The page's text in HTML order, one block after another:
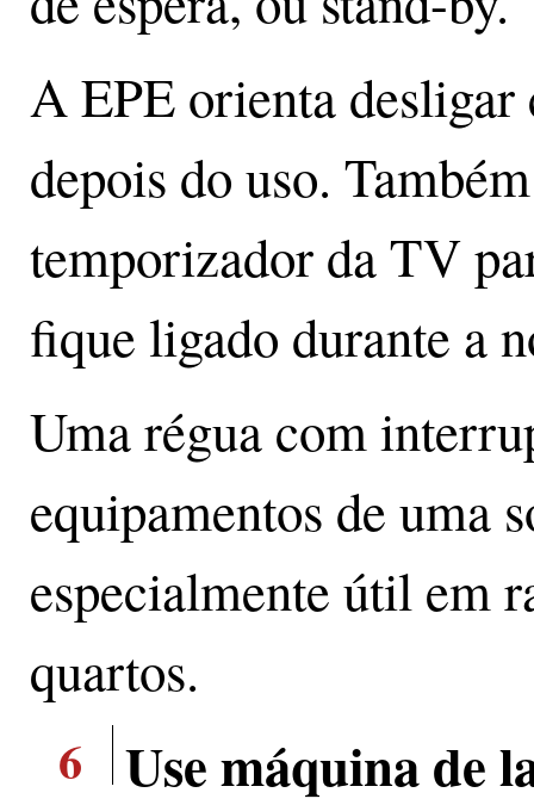
A EPE orienta
depois do uso.
temporizador da TV
fique ligado durante a
Uma régua com
equipamentos de uma
especialmente útil em
quartos.
6
Use máquina de